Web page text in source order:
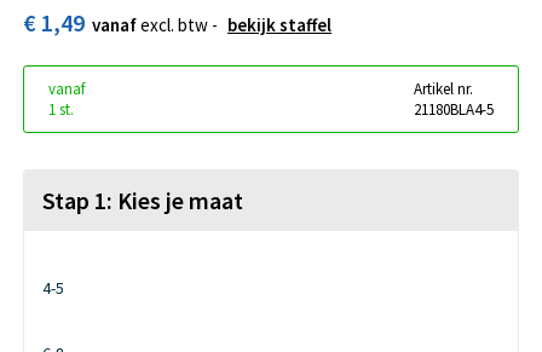
€ 1,49 vanafexcl. btw - bekijk staffel
vanaf
1 st.
Artikel nr.
21180BLA4-5
Stap 1: Kies je maat
4-5